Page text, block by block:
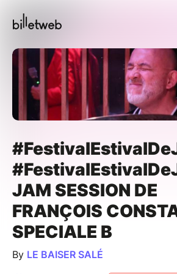
JAM SESSION DE
FRANÇOIS
SPECIALE B
By LE BAISER SALÉ